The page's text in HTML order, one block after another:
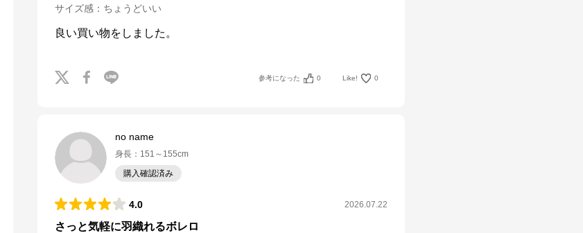
サイズ感 ： ちょうどいい
良い買い物をしました。
参考になった 0 Like! 0
no name
身長 ： 151～155cm
購入確認済み
4.0 2026.07.22
さっと気軽に羽織れるボレロ